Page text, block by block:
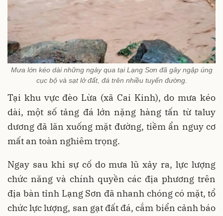
Mưa lớn kéo dài những ngày qua tại Lạng Sơn đã gây ngập úng
cục bộ và sạt lở đất, đá trên nhiều tuyến đường.
Tại khu vực đèo Lừa (xã Cai Kinh), do mưa kéo
dài, một số tảng đá lớn nặng hàng tấn từ taluy
dương đã lăn xuống mặt đường, tiềm ẩn nguy cơ
mất an toàn nghiêm trọng.
Ngay sau khi sự cố do mưa lũ xảy ra, lực lượng
chức năng và chính quyền các địa phương trên
địa bàn tỉnh Lạng Sơn đã nhanh chóng có mặt, tổ
chức lực lượng, san gạt đất đá, cắm biển cảnh báo